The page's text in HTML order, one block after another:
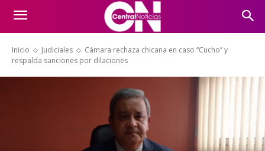
Inicio Judiciales
Cámara rechaza chicana en caso “Cucho” y
respalda sanciones por dilaciones